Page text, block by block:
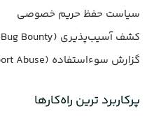
سیاست حفظ حریم خصوصی
کشف آسیب‌پذیری (Bug Bounty)
گزارش سوءاستفاده (Report Abuse)
پرکاربرد ترین راه‌کارها